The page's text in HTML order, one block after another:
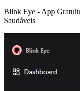
Blink Eye -App
Saudáveis